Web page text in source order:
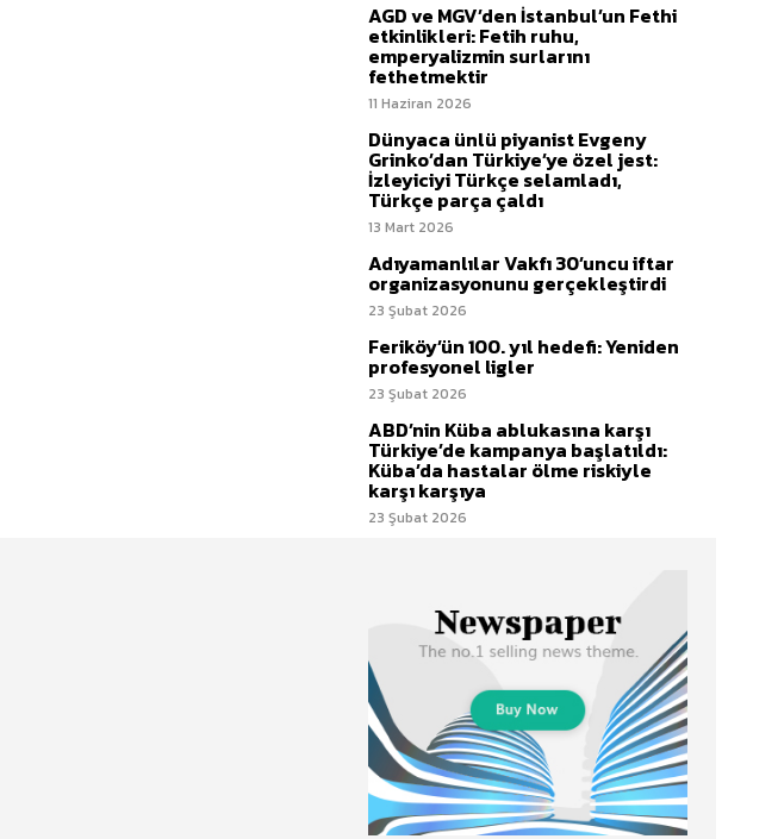
AGD ve MGV’den İstanbul’un Fethi
etkinlikleri: Fetih ruhu,
emperyalizmin surlarını
fethetmektir
11 Haziran 2026
Dünyaca ünlü piyanist Evgeny
Grinko’dan Türkiye’ye özel jest:
İzleyiciyi Türkçe selamladı,
Türkçe parça çaldı
13 Mart 2026
Adıyamanlılar Vakfı 30’uncu iftar
organizasyonunu gerçekleştirdi
23 Şubat 2026
Feriköy’ün 100. yıl hedefi: Yeniden
profesyonel ligler
23 Şubat 2026
ABD’nin Küba ablukasına karşı
Türkiye’de kampanya başlatıldı:
Küba’da hastalar ölme riskiyle
karşı karşıya
23 Şubat 2026